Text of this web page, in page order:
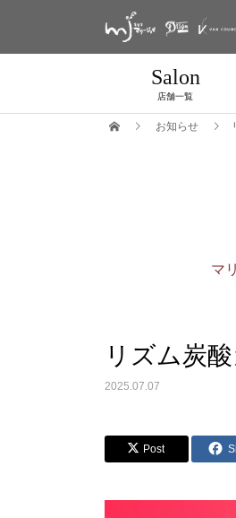
Salon
店舗一覧
お知らせ
マ
リズム炭
2025.07.07
Post